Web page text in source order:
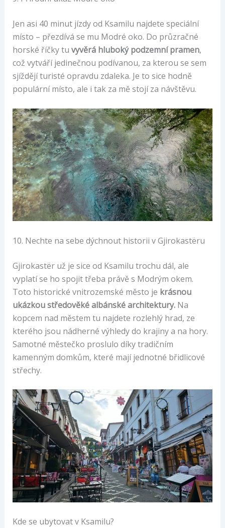
Jen asi 40 minut jízdy od Ksamilu najdete speciální
místo – přezdívá se mu Modré oko. Do průzračné
horské říčky tu vyvěrá hluboký podzemní pramen,
což vytváří jedinečnou podívanou, za kterou se sem
sjíždějí turisté opravdu zdaleka. Je to sice hodně
populární místo, ale i tak za mě stojí za návštěvu.
10. Nechte na sebe dýchnout historii v Gjirokastëru
Gjirokastër už je sice od Ksamilu trochu dál, ale
vyplatí se ho spojit třeba právě s Modrým okem.
Toto historické vnitrozemské město je krásnou
ukázkou středověké albánské architektury.Na
kopcem nad městem tu najdete rozlehlý hrad, ze
kterého jsou nádherné výhledy do krajiny a na hory.
Samotné městečko proslulo díky tradičním
kamenným domkům, které mají jednotné břidlicové
střechy.
Kde se ubytovat v Ksamilu?